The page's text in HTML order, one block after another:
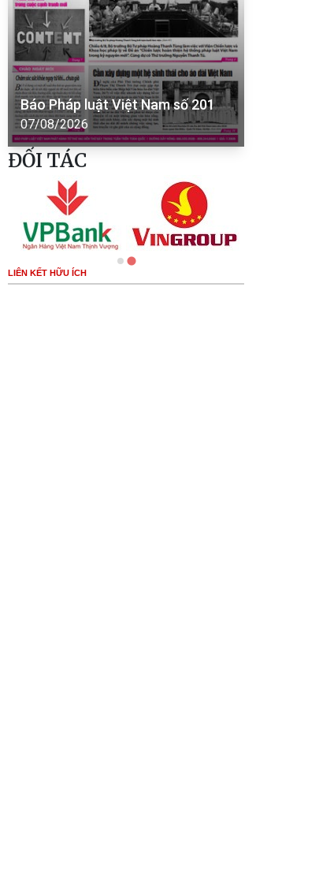
Báo Pháp luật Việt Nam số 201
07/08/2026
ĐỐI TÁC
LIÊN KẾT HỮU ÍCH